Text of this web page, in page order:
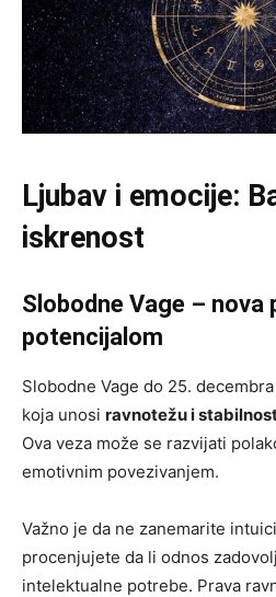
Ljubav i emocije:
iskrenost
Slobodne Vage – nova
potencijalom
Slobodne Vage do 25.
koja unosi ravnotežu i
Ova veza može se razvijati
emotivnim povezivanjem.
Važno je da ne zanemarite
procenjujete da li odnos
intelektualne potrebe. Prava